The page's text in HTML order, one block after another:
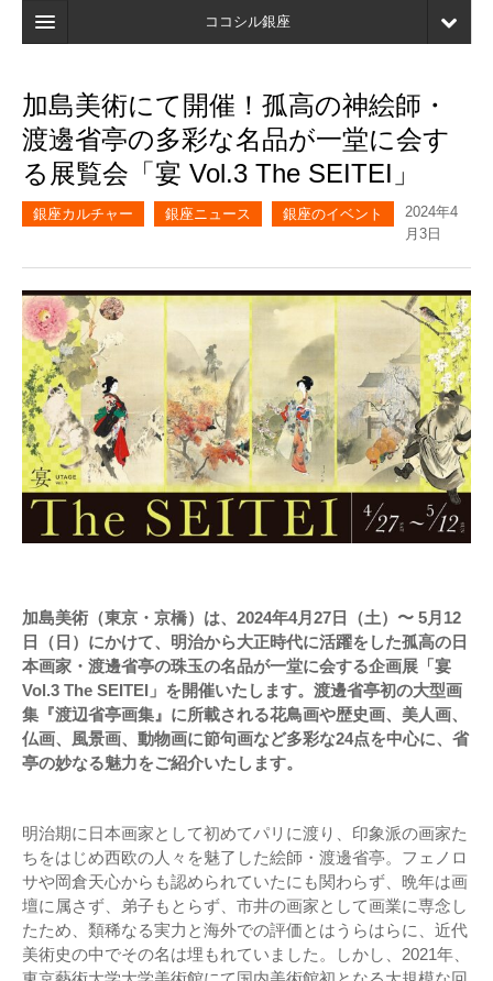
ココシル銀座
検索
店舗・施設最新情報
口コミ
ブックマーク
加島美術にて開催！孤高の神絵師・
渡邊省亭の多彩な名品が一堂に会す
る展覧会「宴 Vol.3 The SEITEI」
銀座カルチャー 銀座ニュース 銀座のイベント
2024年4
月3日
加島美術（東京・京橋）は、2024年4月27日（土）〜 5月12
日（日）にかけて、明治から大正時代に活躍をした孤高の日
本画家・渡邊省亭の珠玉の名品が一堂に会する企画展「宴
Vol.3 The SEITEI」を開催いたします。渡邊省亭初の大型画
集『渡辺省亭画集』に所載される花鳥画や歴史画、美人画、
仏画、風景画、動物画に節句画など多彩な24点を中心に、省
亭の妙なる魅力をご紹介いたします。
明治期に日本画家として初めてパリに渡り、印象派の画家た
ちをはじめ西欧の人々を魅了した絵師・渡邊省亭。フェノロ
サや岡倉天心からも認められていたにも関わらず、晩年は画
壇に属さず、弟子もとらず、市井の画家として画業に専念し
たため、類稀なる実力と海外での評価とはうらはらに、近代
美術史の中でその名は埋もれていました。しかし、2021年、